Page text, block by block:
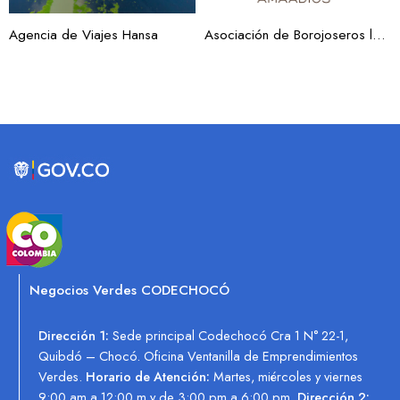
Agencia de Viajes Hansa Asociación de Borojoseros la Mano de Dios AMAADIOS
Negocios Verdes CODECHOCÓ
Dirección 1: Sede principal Codechocó Cra 1 N° 22-1,
Quibdó – Chocó. Oficina Ventanilla de Emprendimientos
Verdes. Horario de Atención: Martes, miércoles y viernes